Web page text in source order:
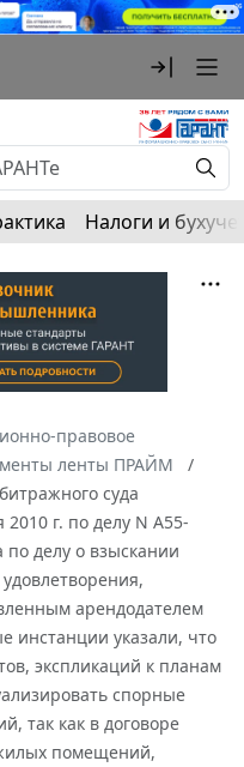
Налоги и
правовое
ленты ПРАЙМ
суда
2010 г. по делу N А55-
делу о взыскании
арендодателем
инстанции указали, что
экспликаций к планам
спорные
так как в договоре
помещений,